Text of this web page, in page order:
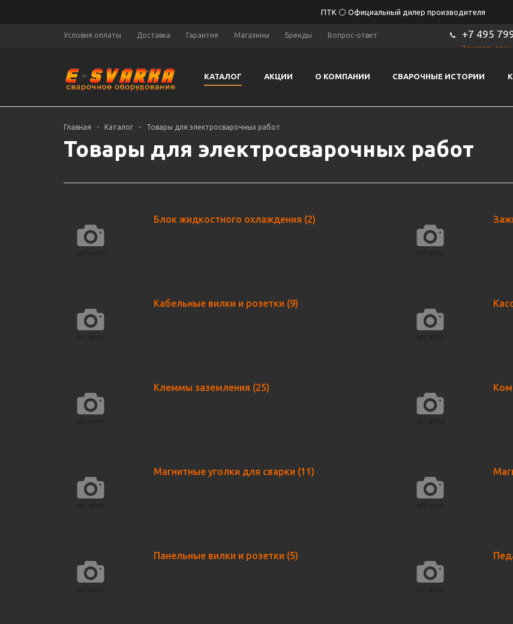
ПТК ⚪ Официальный дилер производителя
Условия оплаты Доставка Гарантия Магазины Бренды Вопрос-ответ +7 495
Заказать
КАТАЛОГ АКЦИИ О КОМПАНИИ СВАРОЧНЫЕ ИСТОРИИ
Главная - Каталог - Товары для электросварочных работ
Товары для электросварочных работ
Блок жидкостного охлаждения (2)
Кабельные вилки и розетки (9)
Клеммы заземления (25)
Магнитные уголки для сварки (11)
Панельные вилки и розетки (5)